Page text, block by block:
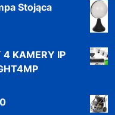
Stojąca
4 KAMERY IP